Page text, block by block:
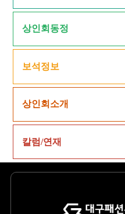
상인회동정
보석정보
상인회소개
칼럼/연재